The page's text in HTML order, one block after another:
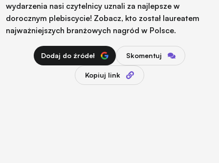
wydarzenia nasi czytelnicy uznali za najlepsze w
dorocznym plebiscycie! Zobacz, kto został laureatem
najważniejszych branżowych nagród w Polsce.
Dodaj do źródeł Skomentuj
Kopiuj link